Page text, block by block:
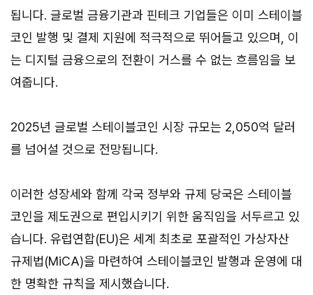
됩니다. 글로벌 금융기관과 핀테크 기업들은 이미 스테이블
코인 발행 및 결제 지원에 적극적으로 뛰어들고 있으며, 이
는 디지털 금융으로의 전환이 거스를 수 없는 흐름임을 보
여줍니다.
2025년 글로벌 스테이블코인 시장 규모는 2,050억 달러
를 넘어설 것으로 전망됩니다.
이러한 성장세와 함께 각국 정부와 규제 당국은 스테이블
코인을 제도권으로 편입시키기 위한 움직임을 서두르고 있
습니다. 유럽연합(EU)은 세계 최초로 포괄적인 가상자산
규제법(MiCA)을 마련하여 스테이블코인 발행과 운영에 대
한 명확한 규칙을 제시했습니다.